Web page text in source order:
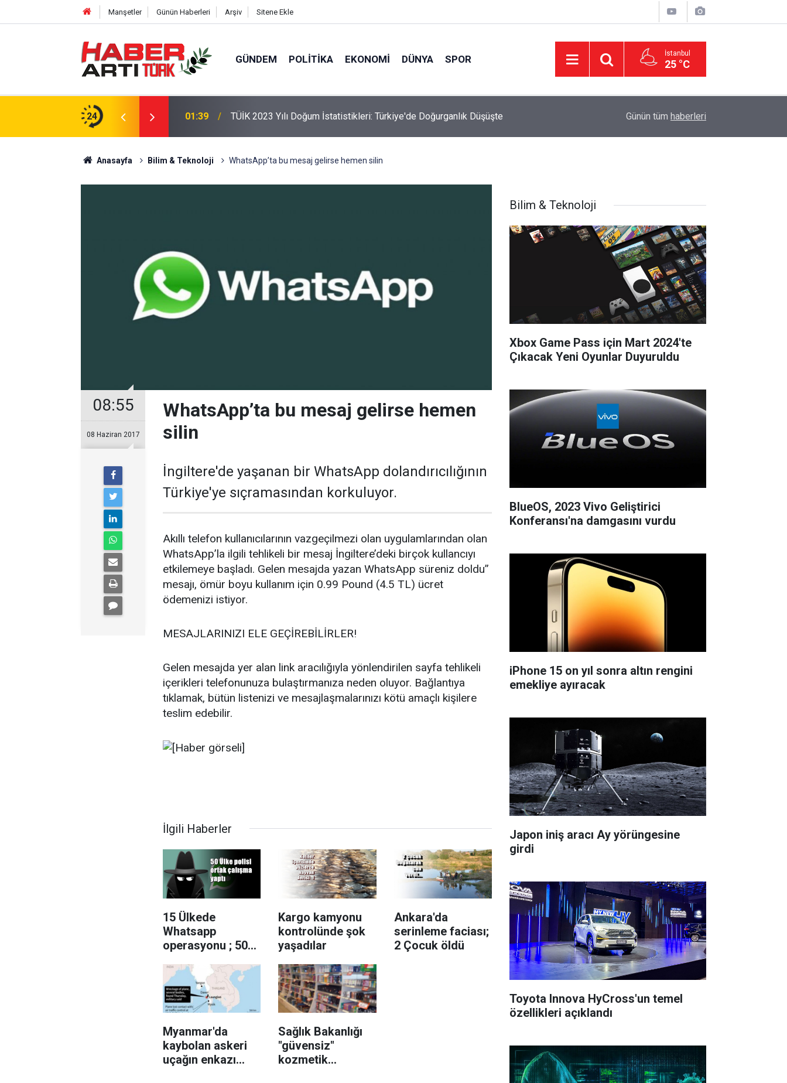
Manşetler Günün Haberleri Arşiv Sitene Ekle
GÜNDEM POLITIKA EKONOMI DÜNYA SPOR İstanbul
25 °C
24
Türkiye'de Doğurganlık Düşüşte 22:47 16 Maddelik Maden Kanunu Teklif Kabul Edildi DEVA Partisi'nde Büyük Kongre Hazırlıkları
Günün tüm haberleri
Anasayfa Bilim & Teknoloji WhatsApp’ta bu mesaj gelirse hemen silin
08:55
08 Haziran 2017
WhatsApp’ta bu mesaj gelirse hemen
silin
İngiltere'de yaşanan bir WhatsApp dolandırıcılığının
Türkiye'ye sıçramasından korkuluyor.
Akıllı telefon kullanıcılarının vazgeçilmezi olan uygulamlarından olan
WhatsApp’la ilgili tehlikeli bir mesaj İngiltere’deki birçok kullancıyı
etkilemeye başladı. Gelen mesajda yazan WhatsApp süreniz doldu”
mesajı, ömür boyu kullanım için 0.99 Pound (4.5 TL) ücret
ödemenizi istiyor.
MESAJLARINIZI ELE GEÇİREBİLİRLER!
Gelen mesajda yer alan link aracılığıyla yönlendirilen sayfa tehlikeli
içerikleri telefonunuza bulaştırmanıza neden oluyor. Bağlantıya
tıklamak, bütün listenizi ve mesajlaşmalarınızı kötü amaçlı kişilere
teslim edebilir.
İlgili Haberler
15 Ülkede
Whatsapp
operasyonu ; 50
Kargo kamyonu
kontrolünde şok
yaşadılar
Ankara'da
serinleme faciası;
2 Çocuk öldü
Myanmar'da
kaybolan askeri
uçağın enkazı
Sağlık Bakanlığı
"güvensiz"
kozmetik
Bilim & Teknoloji
Xbox Game Pass için Mart 2024'te
Çıkacak Yeni Oyunlar Duyuruldu
BlueOS, 2023 Vivo Geliştirici
Konferansı'na damgasını vurdu
iPhone 15 on yıl sonra altın rengini
emekliye ayıracak
Japon iniş aracı Ay yörüngesine
girdi
Toyota Innova HyCross'un temel
özellikleri açıklandı